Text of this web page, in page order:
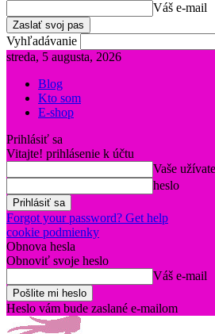
Váš e-mail
Vyhľadávanie
streda, 5 augusta, 2026
Blog
Kto som
E-shop
Prihlásiť sa
Vitajte! prihlásenie k účtu
Vaše
heslo
Forgot your password? Get help
cookie podmienky
Obnova hesla
Obnoviť svoje heslo
Váš e-mail
Heslo vám bude zaslané e-mailom